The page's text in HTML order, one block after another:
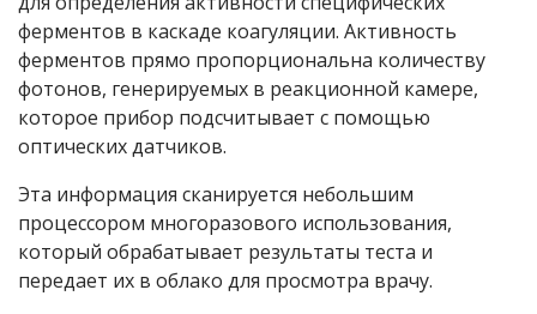
ферментов в каскаде коагуляции. Активность
ферментов прямо пропорциональна количеству
фотонов, генерируемых в реакционной камере,
которое прибор подсчитывает с помощью
оптических датчиков.
Эта информация сканируется небольшим
процессором многоразового использования,
который обрабатывает результаты теста и
передает их в облако для просмотра врачу.